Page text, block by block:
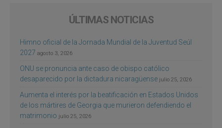
ÚLTIMAS NOTICIAS
Himno oficial de la Jornada Mundial de la Juventud Seúl
2027 agosto 3, 2026
ONU se pronuncia ante caso de obispo católico
desaparecido por la dictadura nicaragüense julio 25, 2026
Aumenta el interés por la beatificación en Estados Unidos
de los mártires de Georgia que murieron defendiendo el
matrimonio julio 25, 2026